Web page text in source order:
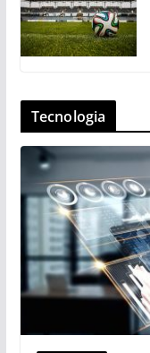
Tecnologia